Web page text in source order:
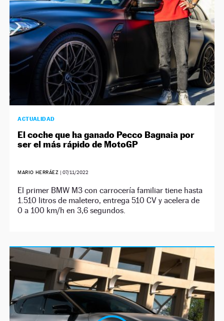
ACTUALIDAD
El coche que ha ganado Pecco Bagnaia por
ser el más rápido de MotoGP
MARIO HERRÁEZ | 07/11/2022
El primer BMW M3 con carrocería familiar tiene hasta
1.510 litros de maletero, entrega 510 CV y acelera de
0 a 100 km/h en 3,6 segundos.